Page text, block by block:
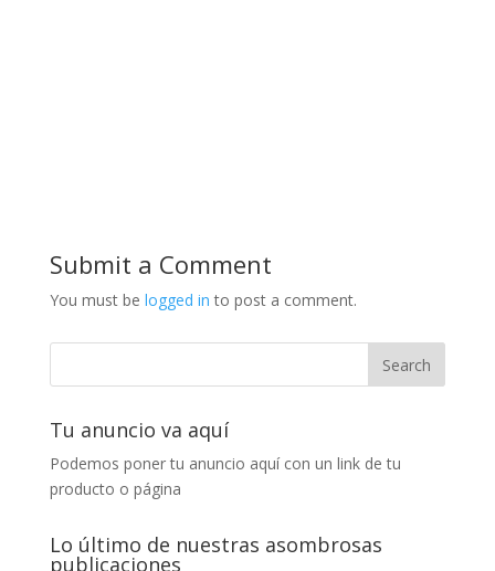
Submit a Comment
You must be logged in to post a comment.
Tu anuncio va aquí
Podemos poner tu anuncio aquí con un link de tu
producto o página
Lo último de nuestras asombrosas
publicaciones